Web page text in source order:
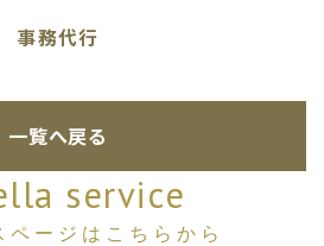
事務代行
一覧へ戻る
service
ページはこちらから